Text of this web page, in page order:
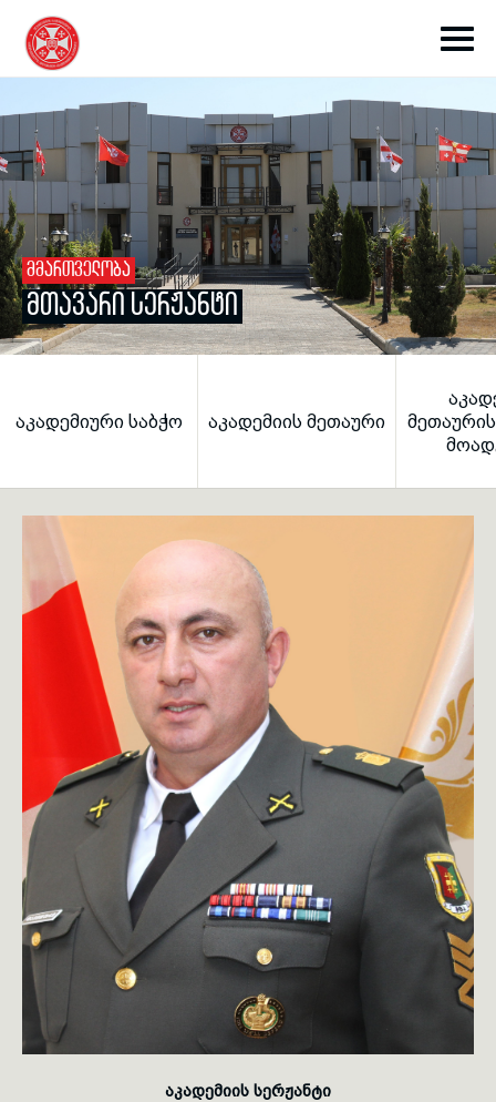
toggle submenu
toggle submenu
ᲛᲛᲐᲠᲗᲕᲔᲚᲝᲑᲐ
ᲛᲗᲐᲕᲐᲠᲘ ᲡᲔᲠᲟᲐᲜᲢᲘ
ᲐᲙᲐᲓᲔᲛᲘᲣᲠᲘ ᲡᲐᲑᲭᲝ ᲐᲙᲐᲓᲔᲛᲘᲘᲡ ᲛᲔᲗᲐᲣᲠᲘ
აკადემიის სერჟანტი